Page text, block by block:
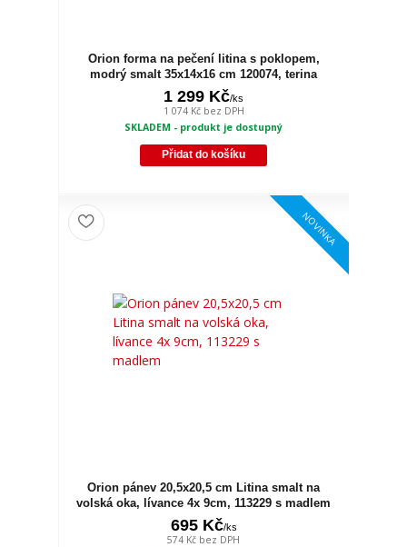
Orion forma na pečení litina s poklopem,
modrý smalt 35x14x16 cm 120074, terina
1 299 Kč/ks
1 074 Kč bez DPH
SKLADEM - produkt je dostupný
Přidat do košíku
NOVINKA
Orion pánev 20,5x20,5 cm Litina smalt na
volská oka, lívance 4x 9cm, 113229 s madlem
695 Kč/ks
574 Kč bez DPH